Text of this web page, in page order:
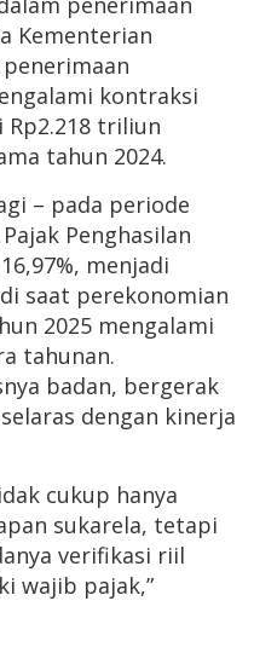
Kementerian
kontraksi
Rp2.218 triliun
tahun 2024.
– pada periode
Penghasilan
menjadi
saat perekonomian
2025 mengalami
tahunan.
badan, bergerak
dengan kinerja
cukup hanya
sukarela, tetapi
verifikasi riil
wajib pajak,”